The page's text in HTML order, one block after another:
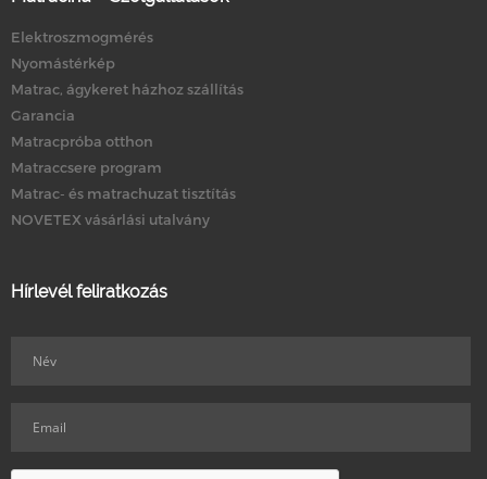
Elektroszmogmérés
Nyomástérkép
Matrac, ágykeret házhoz szállítás
Garancia
Matracpróba otthon
Matraccsere program
Matrac- és matrachuzat tisztítás
NOVETEX vásárlási utalvány
Hírlevél feliratkozás